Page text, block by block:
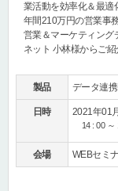
業活動を効率化＆最適
年間210万円の営業事
営業＆マーケティング
ネット 小林様からご紹
製品 データ連
日時 2021年01
14 : 00 ～
会場 WEBセミ